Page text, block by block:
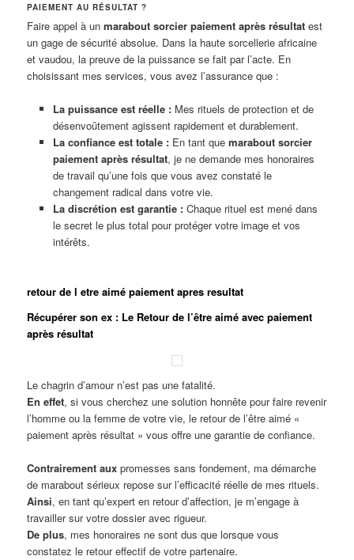
PAIEMENT AU RÉSULTAT ?
Faire appel à unmarabout sorcier paiement après résultat est
un gage de sécurité absolue. Dans la haute sorcellerie africaine
et vaudou, la preuve de la puissance se fait par l’acte. En
choisissant mes services, vous avez l’assurance que :
La puissance est réelle :Mes rituels de protection et de
désenvoûtement agissent rapidement et durablement.
La confiance est totale :En tant que marabout sorcier
paiement après résultat, je ne demande mes honoraires
de travail qu’une fois que vous avez constaté le
changement radical dans votre vie.
La discrétion est garantie :Chaque rituel est mené dans
le secret le plus total pour protéger votre image et vos
intérêts.
retour de l etre aimé paiement apres resultat
Récupérer son ex : Le Retour de l’être aimé avec paiement
après résultat
Le chagrin d’amour n’est pas une fatalité.
En effet, si vous cherchez une solution honnête pour faire revenir
l’homme ou la femme de votre vie, le retour de l’être aimé «
paiement après résultat » vous offre une garantie de confiance.
Contrairement aux promesses sans fondement, ma démarche
de marabout sérieux repose sur l’efficacité réelle de mes rituels.
Ainsi, en tant qu’expert en retour d’affection, je m’engage à
travailler sur votre dossier avec rigueur.
De plus, mes honoraires ne sont dus que lorsque vous
constatez le retour effectif de votre partenaire.